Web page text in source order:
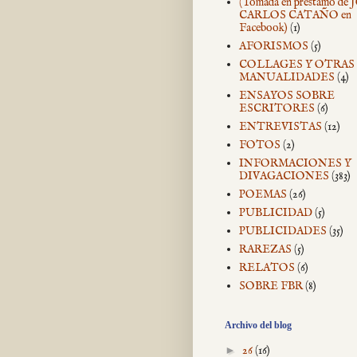
CARLOS CATAÑO en
Facebook) (1)
AFORISMOS (5)
COLLAGES Y OTRAS
MANUALIDADES (4)
ENSAYOS SOBRE
ESCRITORES (6)
ENTREVISTAS (12)
FOTOS (2)
INFORMACIONES Y
DIVAGACIONES (383)
POEMAS (26)
PUBLICIDAD(5)
PUBLICIDADES (35)
RAREZAS (5)
RELATOS (6)
SOBRE FBR(8)
Archivo del blog
► 26(16)